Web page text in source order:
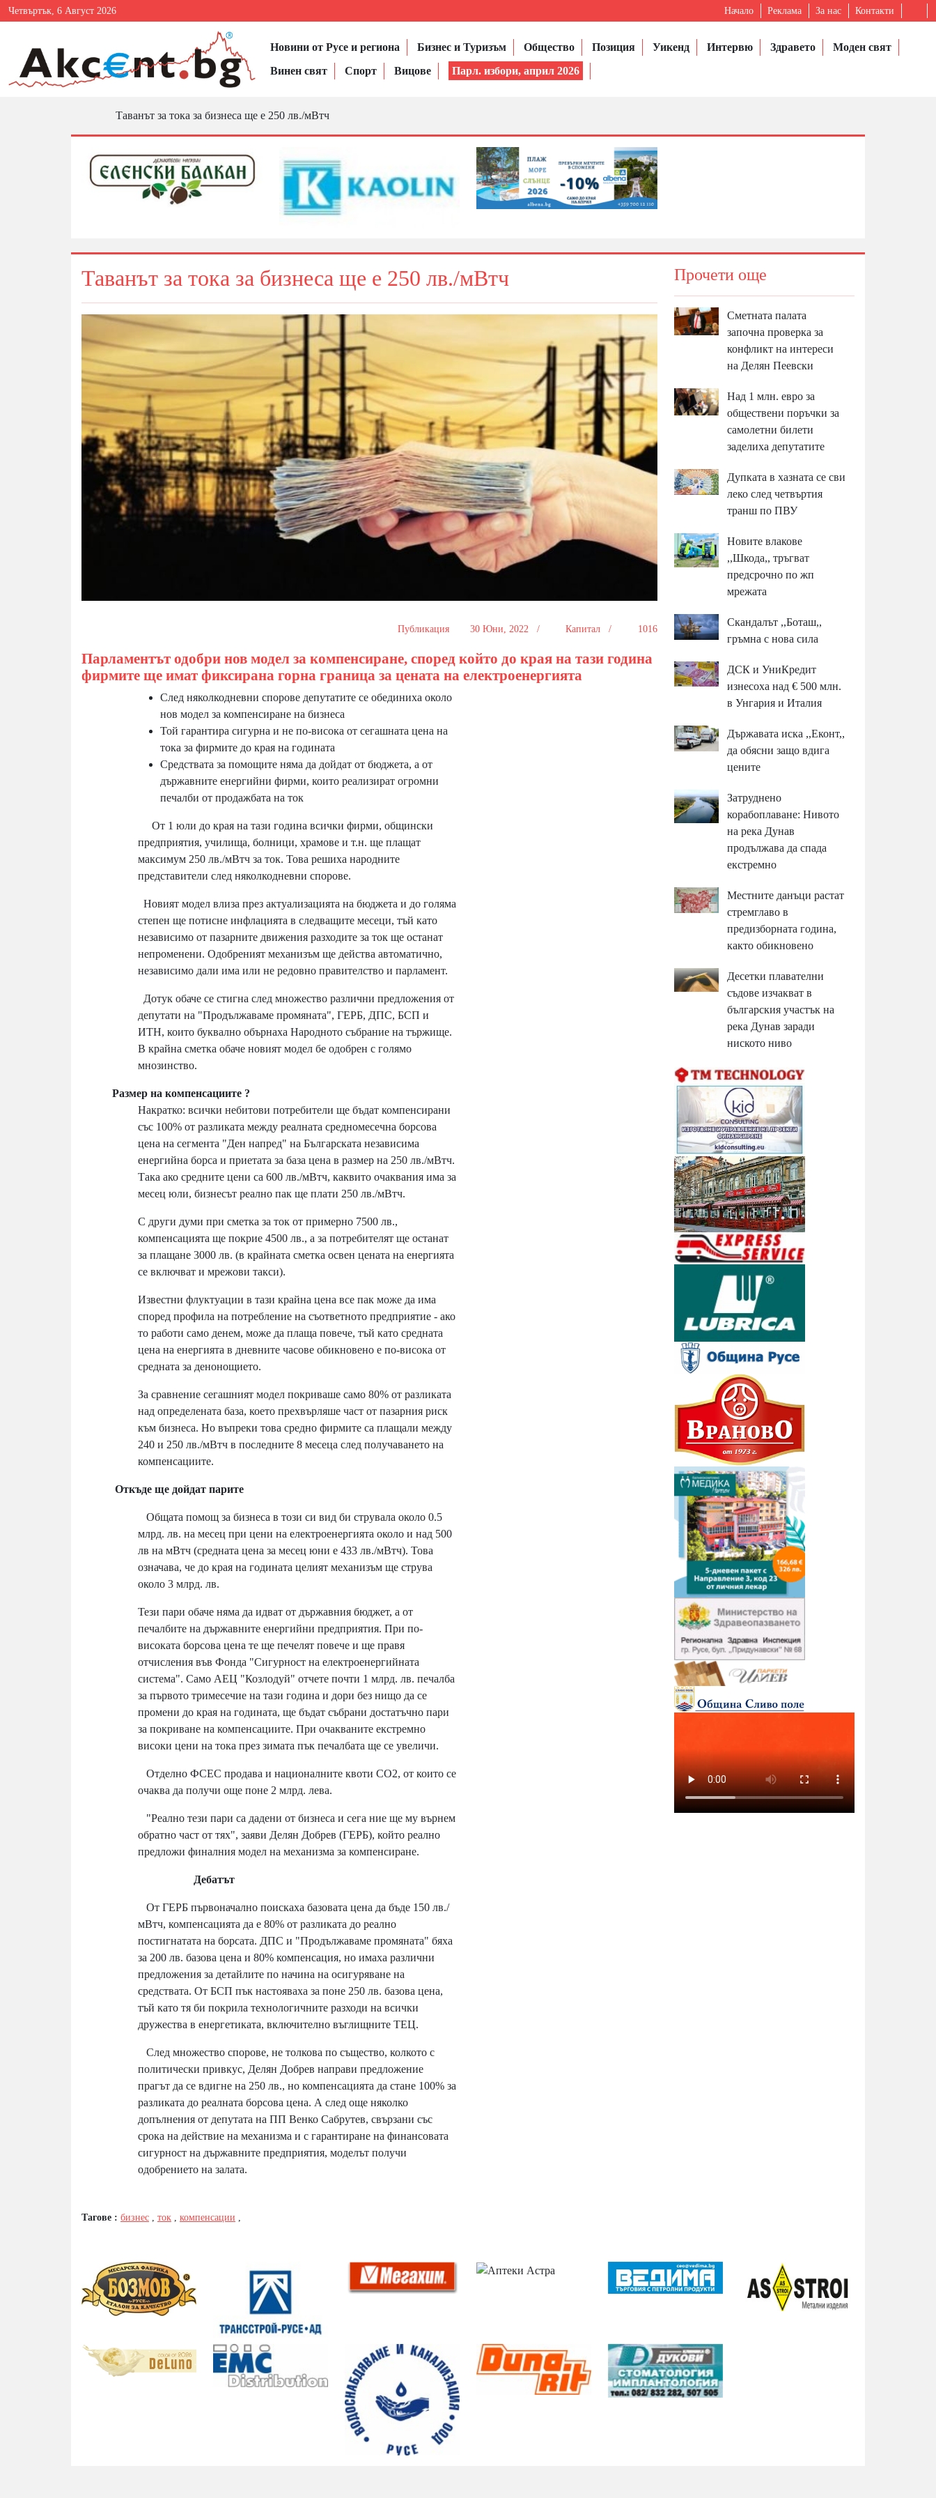
Четвъртък, 6 Август 2026 Начало Реклама За нас Контакти
Новини от Русе и региона Бизнес и Туризъм Общество Позиция Уикенд Интервю Здравето
Моден свят
Винен свят
Спорт Вицове Парл. избори, април 2026
Таванът за тока за бизнеса ще е 250 лв./мВтч
Таванът за тока за бизнеса ще е 250 лв./мВтч
Публикация 30 Юни, 2022 / Капитал / 1016
Парламентът одобри нов модел за компенсиране, според който до края на тази година
фирмите ще имат фиксирана горна граница за цената на електроенергията
След няколкодневни спорове депутатите се обединиха около
нов модел за компенсиране на бизнеса
Той гарантира сигурна и не по-висока от сегашната цена на
тока за фирмите до края на годината
Средствата за помощите няма да дойдат от бюджета, а от
държавните енергийни фирми, които реализират огромни
печалби от продажбата на ток
От 1 юли до края на тази година всички фирми, общински
предприятия, училища, болници, храмове и т.н. ще плащат
максимум 250 лв./мВтч за ток. Това решиха народните
представители след няколкодневни спорове.
Новият модел влиза през актуализацията на бюджета и до голяма
степен ще потисне инфлацията в следващите месеци, тъй като
независимо от пазарните движения разходите за ток ще останат
непроменени. Одобреният механизъм ще действа автоматично,
независимо дали има или не редовно правителство и парламент.
Дотук обаче се стигна след множество различни предложения от
депутати на "Продължаваме промяната", ГЕРБ, ДПС, БСП и
ИТН, които буквално обърнаха Народното събрание на тържище.
В крайна сметка обаче новият модел бе одобрен с голямо
мнозинство.
Размер на компенсациите ?
Накратко: всички небитови потребители ще бъдат компенсирани
със 100% от разликата между реалната средномесечна борсова
цена на сегмента "Ден напред" на Българската независима
енергийна борса и приетата за база цена в размер на 250 лв./мВтч.
Така ако средните цени са 600 лв./мВтч, каквито очаквания има за
месец юли, бизнесът реално пак ще плати 250 лв./мВтч.
С други думи при сметка за ток от примерно 7500 лв.,
компенсацията ще покрие 4500 лв., а за потребителят ще останат
за плащане 3000 лв. (в крайната сметка освен цената на енергията
се включват и мрежови такси).
Известни флуктуации в тази крайна цена все пак може да има
според профила на потребление на съответното предприятие - ако
то работи само денем, може да плаща повече, тъй като средната
цена на енергията в дневните часове обикновено е по-висока от
средната за денонощието.
За сравнение сегашният модел покриваше само 80% от разликата
над определената база, което прехвърляше част от пазарния риск
към бизнеса. Но въпреки това средно фирмите са плащали между
240 и 250 лв./мВтч в последните 8 месеца след получаването на
компенсациите.
Откъде ще дойдат парите
Общата помощ за бизнеса в този си вид би струвала около 0.5
млрд. лв. на месец при цени на електроенергията около и над 500
лв на мВтч (средната цена за месец юни е 433 лв./мВтч). Това
означава, че до края на годината целият механизъм ще струва
около 3 млрд. лв.
Тези пари обаче няма да идват от държавния бюджет, а от
печалбите на държавните енергийни предприятия. При по-
високата борсова цена те ще печелят повече и ще правя
отчисления във Фонда "Сигурност на електроенергийната
система". Само АЕЦ "Козлодуй" отчете почти 1 млрд. лв. печалба
за първото тримесечие на тази година и дори без нищо да се
промени до края на годината, ще бъдат събрани достатъчно пари
за покриване на компенсациите. При очакваните екстремно
високи цени на тока през зимата пък печалбата ще се увеличи.
Отделно ФСЕС продава и националните квоти CO2, от които се
очаква да получи още поне 2 млрд. лева.
"Реално тези пари са дадени от бизнеса и сега ние ще му върнем
обратно част от тях", заяви Делян Добрев (ГЕРБ), който реално
предложи финалния модел на механизма за компенсиране.
Дебатът
От ГЕРБ първоначално поискаха базовата цена да бъде 150 лв./
мВтч, компенсацията да е 80% от разликата до реално
постигнатата на борсата. ДПС и "Продължаваме промяната" бяха
за 200 лв. базова цена и 80% компенсация, но имаха различни
предложения за детайлите по начина на осигуряване на
средствата. От БСП пък настояваха за поне 250 лв. базова цена,
тъй като тя би покрила технологичните разходи на всички
дружества в енергетиката, включително въглищните ТЕЦ.
След множество спорове, не толкова по същество, колкото с
политически привкус, Делян Добрев направи предложение
прагът да се вдигне на 250 лв., но компенсацията да стане 100% за
разликата до реалната борсова цена. А след още няколко
допълнения от депутата на ПП Венко Сабрутев, свързани със
срока на действие на механизма и с гарантиране на финансовата
сигурност на държавните предприятия, моделът получи
одобрението на залата.
Тагове : бизнес ток компенсации
Прочети още
Сметната палата
започна проверка за
конфликт на интереси
на Делян Пеевски
Над 1 млн. евро за
обществени поръчки за
самолетни билети
заделиха депутатите
Дупката в хазната се сви
леко след четвъртия
транш по ПВУ
Новите влакове
,,Шкода,, тръгват
предсрочно по жп
мрежата
Скандалът ,,Боташ,,
гръмна с нова сила
ДСК и УниКредит
изнесоха над € 500 млн.
в Унгария и Италия
Държавата иска ,,Еконт,,
да обясни защо вдига
цените
Затруднено
корабоплаване: Нивото
на река Дунав
продължава да спада
екстремно
Местните данъци растат
стремглаво в
предизборната година,
както обикновено
Десетки плавателни
съдове изчакват в
българския участък на
река Дунав заради
ниското ниво